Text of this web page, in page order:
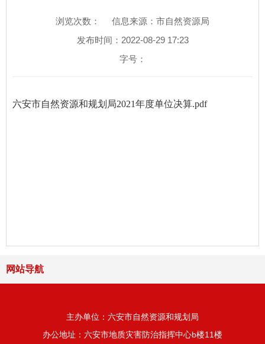
浏览次数：
信息来源：市自然资源局
发布时间：2022-08-29 17:23
字号：
六安市自然资源和规划局2021年度单位决算.pdf
网站导航
主办单位：六安市自然资源和规划局
办公地址：六安市地质灾害防治指挥中心b楼11楼